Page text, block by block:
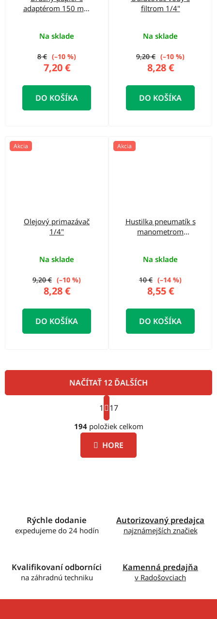
adaptérom 150 mm
Na sklade
7,20 €
8 € (–10 %)
DO KOŠÍKA
filtrom 1/4"
Na sklade
8,28 €
9,20 € (–10 %)
DO KOŠÍKA
Akcia
Olejový primazávač
1/4"
Na sklade
8,28 €
9,20 € (–10 %)
DO KOŠÍKA
Akcia
Hustilka pneumatík s
manometrom
Na sklade
8,55 €
10 € (–14 %)
DO KOŠÍKA
O
v
l
á
d
i
NAČÍTAŤ 12 ĎALŠÍCH
S
t
r
á
n
k
1 17
194položiek celkom
HORE
Rýchle dodanie
expedujeme do 24 hodín
Autorizovaný predajca
najznámejších značiek
Kvalifikovaní odborníci
na záhradnú techniku
Kamenná predajňa
v Radošovciach